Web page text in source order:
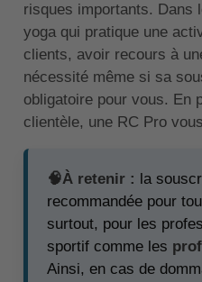
risques importants. Dans
yoga qui pratique une
clients, avoir recours à
nécessité même si sa
obligatoire pour vous. En
clientèle, une RC Pro
🧠À retenir : la
recommandée pour
surtout, pour les
sportif comme les
Ainsi, en cas de